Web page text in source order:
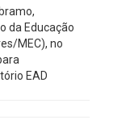
da Educação
MEC), no
EAD